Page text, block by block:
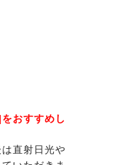
おすすめし
直射日光や